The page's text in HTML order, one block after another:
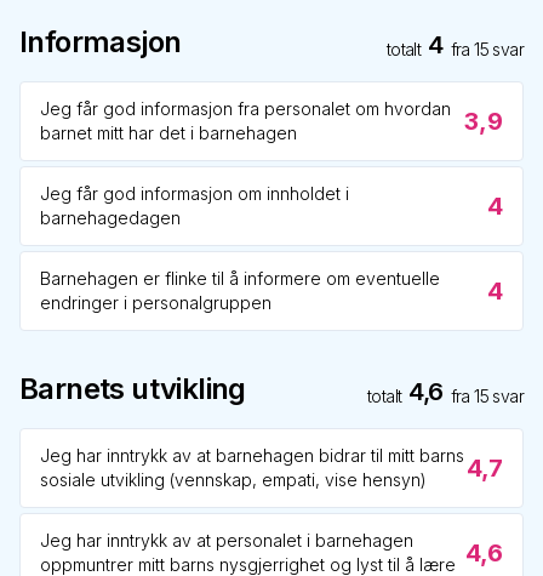
Informasjon totalt 4 fra15 svar
Jeg får god informasjon fra personalet om hvordan
barnet mitt har det i barnehagen
3,9
Jeg får god informasjon om innholdet i
barnehagedagen
4
Barnehagen er flinke til å informere om eventuelle
endringer i personalgruppen
4
Barnets utvikling totalt 4,6 fra15 svar
Jeg har inntrykk av at barnehagen bidrar til mitt barns
sosiale utvikling (vennskap, empati, vise hensyn)
4,7
Jeg har inntrykk av at personalet i barnehagen
oppmuntrer mitt barns nysgjerrighet og lyst til å lære 4,6